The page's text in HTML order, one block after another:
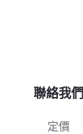
聯絡我們
定價